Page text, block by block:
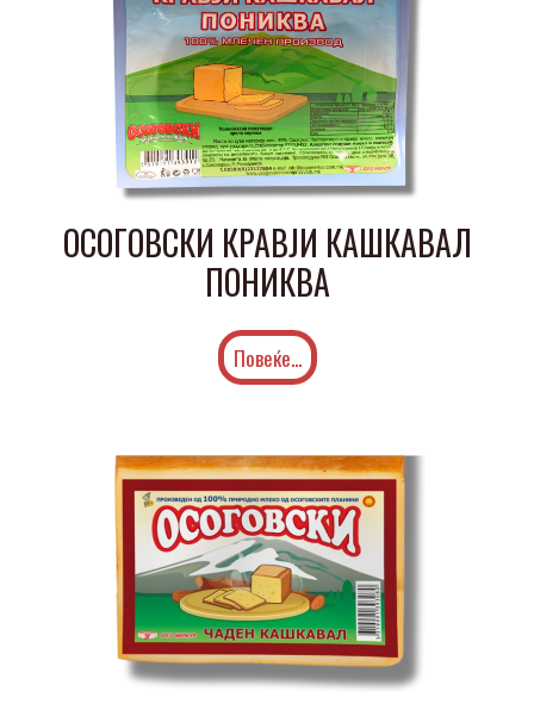
ОСОГОВСКИ КРАВЈИ КАШКАВАЛ
ПОНИКВА
Повеќе...